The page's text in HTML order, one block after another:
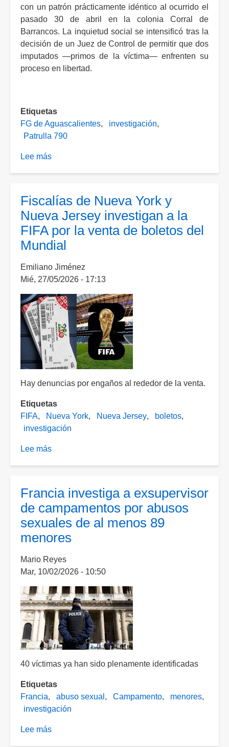
con un patrón prácticamente idéntico al ocurrido el
pasado 30 de abril en la colonia Corral de
Barrancos. La inquietud social se intensificó tras la
decisión de un Juez de Control de permitir que dos
imputados —primos de la víctima— enfrenten su
proceso en libertad.
Etiquetas
FG de Aguascalientes
investigación
Patrulla 790
Lee más
por
robo
millonario
enfrentan
proceso
libertad
mientras
atracos
con
el
mismo
modus
operandi
Fiscalías de Nueva York y
Nueva Jersey investigan a la
FIFA por la venta de boletos del
Mundial
Emiliano Jiménez
Mié, 27/05/2026 - 17:13
Hay denuncias por engaños al rededor de la venta.
Etiquetas
FIFA
Nueva York Nueva Jersey
boletos
investigación
Lee más
York
y
Nueva
Jersey
a
la
por
la
venta
de
boletos
Mundial
Francia investiga a exsupervisor
de campamentos por abusos
sexuales de al menos 89
menores
Mario Reyes
Mar, 10/02/2026 - 10:50
40 víctimas ya han sido plenamente identificadas
Etiquetas
Francia
abuso sexual Campamento
menores
investigación
Lee más